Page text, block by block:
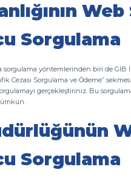
Sorgulama
sorgulama yöntemlerinden biri de
Cezası Sorgulama ve Ödeme”
gerçekleştiriniz. Bu
Sorgulama